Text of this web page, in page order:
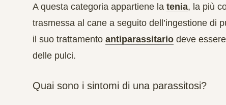
A questa categoria appartiene la tenia, la più
trasmessa al cane a seguito dell’ingestione di
il suo trattamento antiparassitario deve
delle pulci.
Quai sono i sintomi di una parassitosi?